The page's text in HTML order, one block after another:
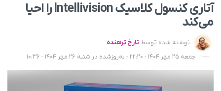
آتاری کنسول کلاسیک Intellivision را احیا
می‌کند
نوشته شده توسط تارخ ترهنده
جمعه 25 مهر 1404 - 22:20 - به‌روزشده در شنبه 26 مهر 1404 - 10:36